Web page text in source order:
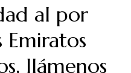
al por
llámenos